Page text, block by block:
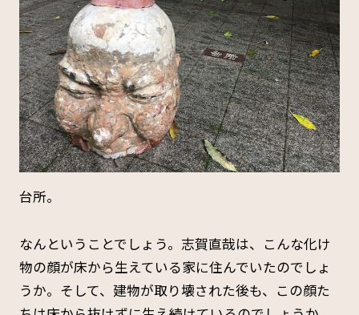
台所。
なんということでしょう。志賀直哉は、こんな化け
物の顔が床から生えている家に住んでいたのでしょ
うか。そして、建物が取り壊された後も、この顔た